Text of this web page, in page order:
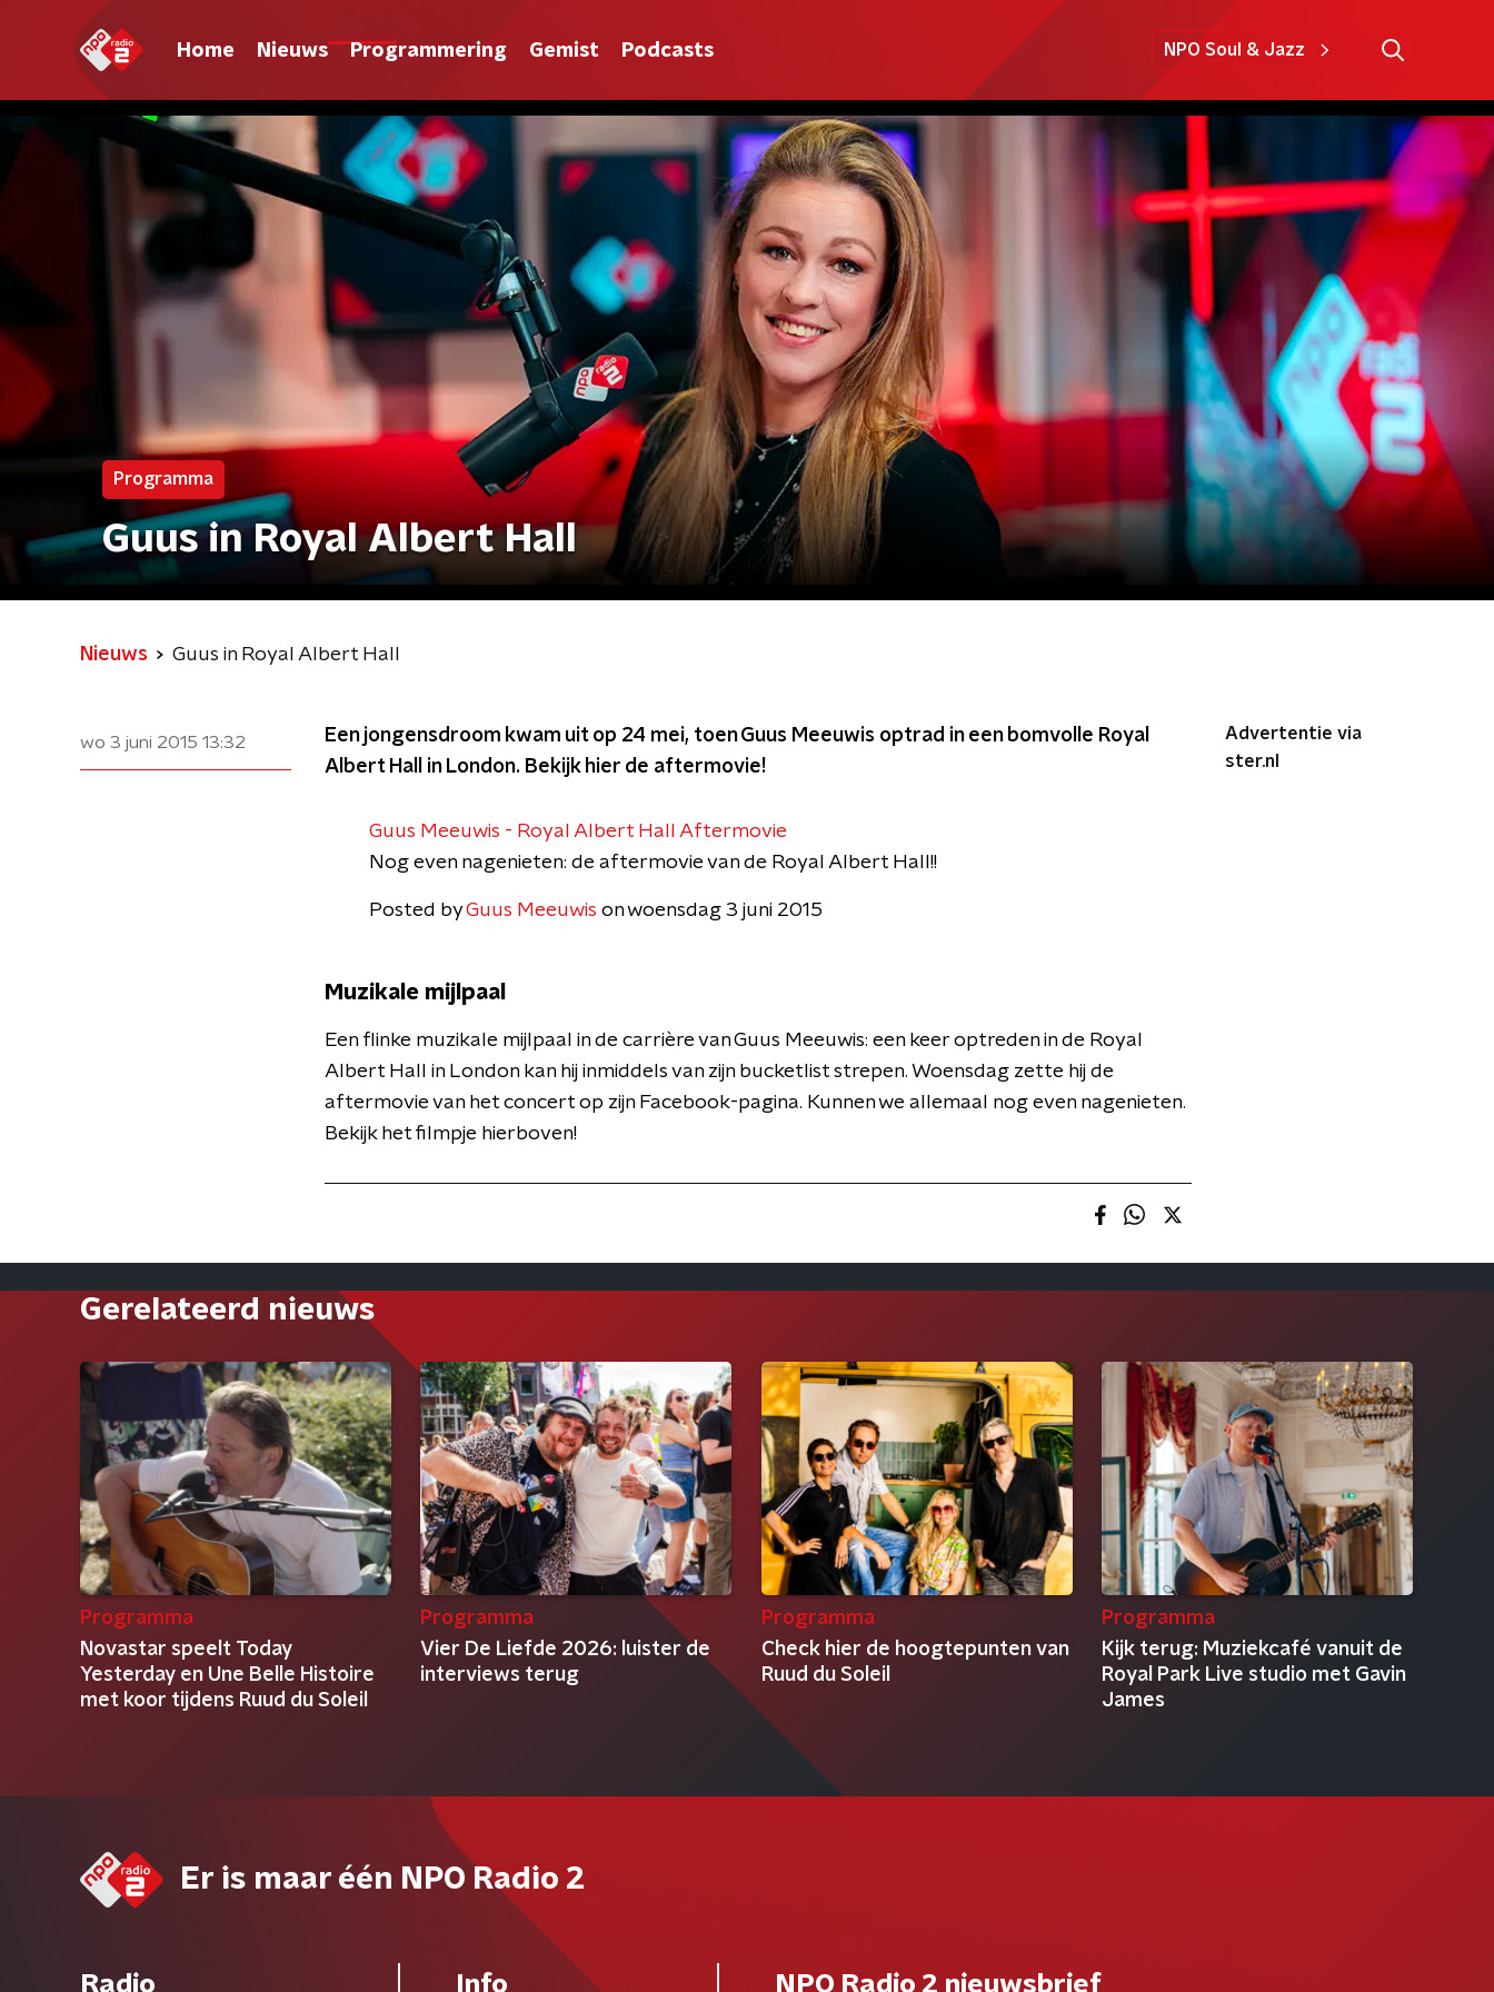
Home Nieuws Programmering Gemist Podcasts NPO Soul & Jazz
Programma
Guus in Royal Albert Hall
Nieuws Guus in Royal Albert Hall
wo 3 juni 2015 13:32
Een jongensdroom kwam uit op 24 mei, toen Guus Meeuwis optrad in een bomvolle Royal
Albert Hall in London. Bekijk hier de aftermovie!
Guus Meeuwis - Royal Albert Hall Aftermovie
Nog even nagenieten: de aftermovie van de Royal Albert Hall!!
Posted byGuus Meeuwis on woensdag 3 juni 2015
Muzikale mijlpaal
Een flinke muzikale mijlpaal in de carrière van Guus Meeuwis: een keer optreden in de Royal
Albert Hall in London kan hij inmiddels van zijn bucketlist strepen. Woensdag zette hij de
aftermovie van het concert op zijn Facebook-pagina. Kunnen we allemaal nog even nagenieten.
Bekijk het filmpje hierboven!
Advertentie via
ster.nl
Gerelateerd nieuws
Programma
Novastar speelt Today
Yesterday en Une Belle Histoire
met koor tijdens Ruud du Soleil
Programma
Vier De Liefde 2026: luister de
interviews terug
Programma
Check hier de hoogtepunten van
Ruud du Soleil
Programma
Kijk terug: Muziekcafé vanuit de
Royal Park Live studio met Gavin
James
Er is maar één NPO Radio 2
Radio Info NPO Radio 2 nieuwsbrief